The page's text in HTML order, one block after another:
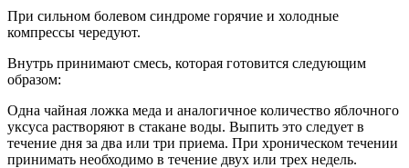
При сильном болевом синдроме горячие и холодные
компрессы чередуют.
Внутрь принимают смесь, которая готовится следующим
образом:
Одна чайная ложка меда и аналогичное количество яблочного
уксуса растворяют в стакане воды. Выпить это следует в
течение дня за два или три приема. При хроническом течении
принимать необходимо в течение двух или трех недель.